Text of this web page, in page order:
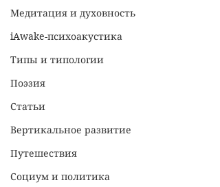
Медитация и духовность
iAwake-психоакустика
Типы и типологии
Поэзия
Статьи
Вертикальное развитие
Путешествия
Социум и политика